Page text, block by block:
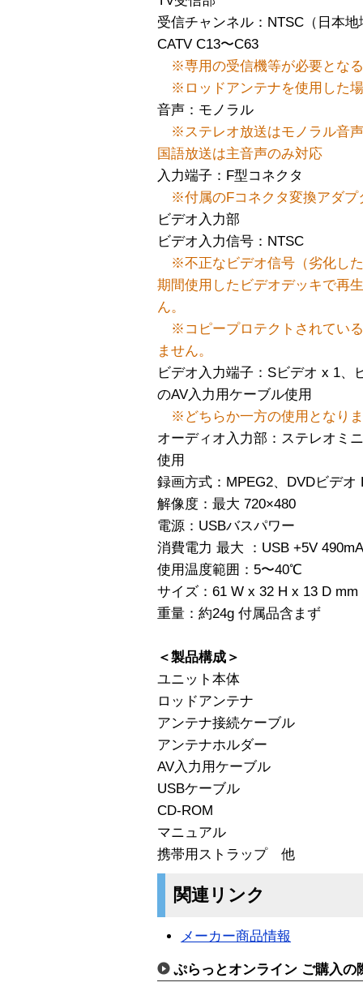
受信チャンネル：NTSC（日本
CATV C13〜C63
※専用の受信機等が必要とな
※ロッドアンテナを使用した
音声：モノラル
※ステレオ放送はモノラル音
国語放送は主音声のみ対応
入力端子：F型コネクタ
※付属のFコネクタ変換アダプ
ビデオ入力部
ビデオ入力信号：NTSC
※不正なビデオ信号（劣化し
期間使用したビデオデッキで再
ん。
※コピープロテクトされてい
ません。
ビデオ入力端子：Sビデオ x 1、
のAV入力用ケーブル使用
※どちらか一方の使用となり
オーディオ入力部：ステレオミ
使用
録画方式：MPEG2、DVDビデ
解像度：最大 720×480
電源：USBバスパワー
消費電力 最大 ：USB +5V 490mA
使用温度範囲：5〜40℃
サイズ：61 W x 32 H x 13 D
重量：約24g 付属品含まず
＜製品構成＞
ユニット本体
ロッドアンテナ
アンテナ接続ケーブル
アンテナホルダー
AV入力用ケーブル
USBケーブル
CD-ROM
マニュアル
携帯用ストラップ 他
関連リンク
メーカー商品情報
ぷらっとオンライン ご購入の